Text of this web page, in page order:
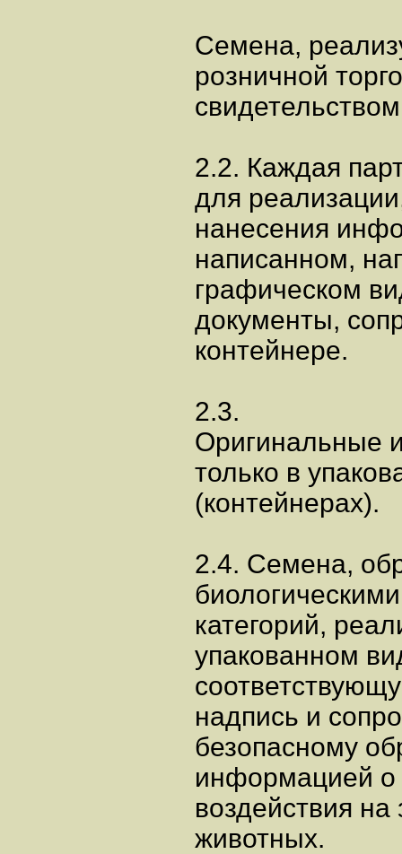
Семена,
розничной
2.2. Каждая
для
нанесения
написанном,
графическом
документы,
контейнере.
2.3.
Оригинальные
только в
(контейнерах).
2.4. Семена,
категорий,
упакованном
надпись и
безопасному
информацией о
воздействия
животных.